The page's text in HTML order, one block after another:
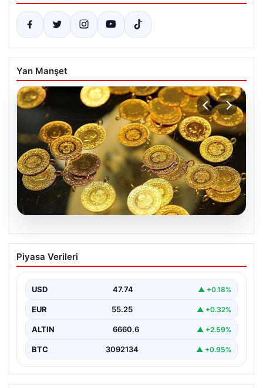
Yan Manşet
07.08.2026
Altın fiyatları canlı 7 Nisan 2026: Altın
fiyatları bugün ne kadar oldu?
Piyasa Verileri
USD 47.74 ▲ +0.18%
EUR 55.25 ▲ +0.32%
ALTIN 6660.6 ▲ +2.59%
BTC 3092134 ▲ +0.95%